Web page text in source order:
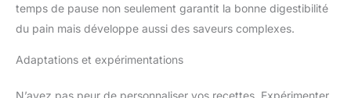
temps de pause non seulement garantit la bonne digestibilité
du pain mais développe aussi des saveurs complexes.
Adaptations et expérimentations
N’ayez pas peur de personnaliser vos recettes. Expérimenter